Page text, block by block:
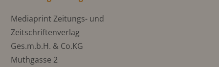
Mediaprint Zeitungs- und
Zeitschriftenverlag
Ges.m.b.H. & Co.KG
Muthgasse 2